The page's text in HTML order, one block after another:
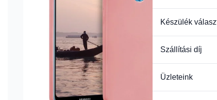
Készülék
Szállítási díj
Üzleteink